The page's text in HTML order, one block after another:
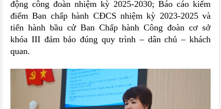
động công đoàn nhiệm kỳ 2025-2030; Báo cáo kiểm
điểm Ban chấp hành CĐCS nhiệm kỳ 2023-2025 và
tiến hành bầu cử Ban Chấp hành Công đoàn cơ sở
khóa III đảm bảo đúng quy trình – dân chủ – khách
quan.